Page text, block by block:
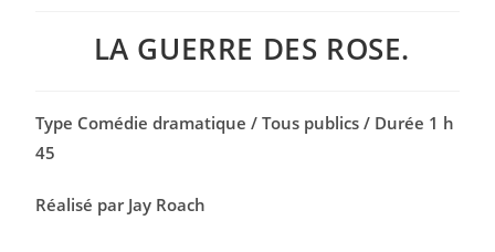
LA GUERRE DES ROSE.
Type Comédie dramatique / Tous publics / Durée 1 h
45
Réalisé par Jay Roach